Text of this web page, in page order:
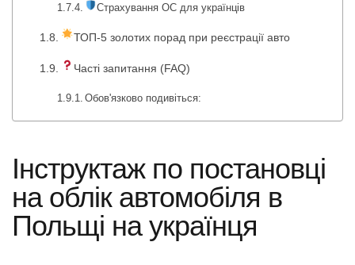
Страхування OC для українців
ТОП-5 золотих порад при реєстрації авто
Часті запитання (FAQ)
Обов'язково подивіться:
Інструктаж по постановці
на облік автомобіля в
Польщі на українця